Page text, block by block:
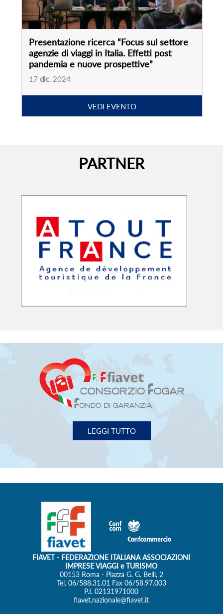
Presentazione ricerca “Focus sul settore
agenzie di viaggi in Italia. Effetti post
pandemia e nuove prospettive”
17dic , 2024
VEDI EVENTO
PARTNER
LEGGI TUTTO
FIAVET - FEDERAZIONE ITALIANA ASSOCIAZIONI
IMPRESE VIAGGI e TURISMO
00153 Roma - Piazza G. G. Belli, 2
Tel. 06/588.31.01 Fax 06/58.97.003
P.I. 02131971000
fiavet.nazionale@fiavet.it